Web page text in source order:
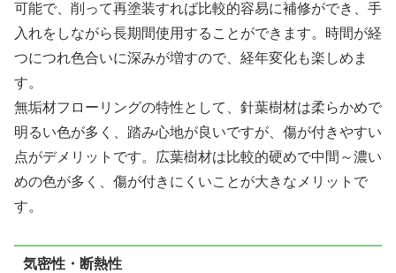
可能で、削って再塗装すれば比較的容易に補修ができ、手
入れをしながら長期間使用することができます。 時間が経
つにつれ色合いに深みが増すので、経年変化も楽しめま
す。
無垢材フローリングの特性として、針葉樹材は柔らかめで
明るい色が多く、踏み心地が良いですが、傷が付きやすい
点がデメリットです。広葉樹材は比較的硬めで中間～濃い
めの色が多く、傷が付きにくいことが大きなメリットで
す。
気密性・断熱性